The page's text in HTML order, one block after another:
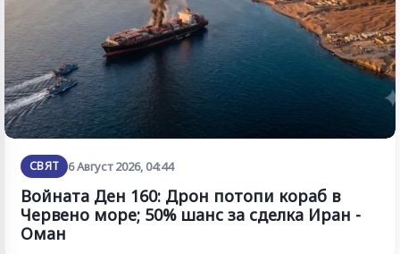
СВЯТ 6 Август 2026, 04:44
Войната Ден 160: Дрон потопи кораб в
Червено море; 50% шанс за сделка Иран -
Оман